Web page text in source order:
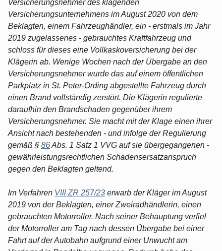
Versicherungsnehmer des klagenden
Versicherungsunternehmens im August 2020 von dem
Beklagten, einem Fahrzeughändler, ein - erstmals im Jahr
2019 zugelassenes - gebrauchtes Kraftfahrzeug und
schloss für dieses eine Vollkaskoversicherung bei der
Klägerin ab. Wenige Wochen nach der Übergabe an den
Versicherungsnehmer wurde das auf einem öffentlichen
Parkplatz in St. Peter-Ording abgestellte Fahrzeug durch
einen Brand vollständig zerstört. Die Klägerin regulierte
daraufhin den Brandschaden gegenüber ihrem
Versicherungsnehmer. Sie macht mit der Klage einen ihrer
Ansicht nach bestehenden - und infolge der Regulierung
gemäß § 86Abs. 1 Satz 1 VVG auf sie übergegangenen -
gewährleistungsrechtlichen Schadensersatzanspruch
gegen den Beklagten geltend.
Im Verfahren VIII ZR 257/23 erwarb der Kläger im August
2019 von der Beklagten, einer Zweiradhändlerin, einen
gebrauchten Motorroller. Nach seiner Behauptung verfiel
der Motorroller am Tag nach dessen Übergabe bei einer
Fahrt auf der Autobahn aufgrund einer Unwucht am